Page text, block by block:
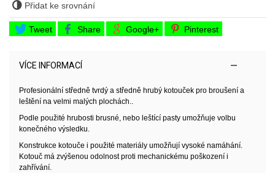
Přidat ke srovnání
Tweet Share Google+ Pinterest
VÍCE INFORMACÍ
Profesionální středně tvrdý a středně hrubý kotouček pro broušení a
leštění na velmi malých plochách..
Podle použité hrubosti brusné, nebo leštící pasty umožňuje volbu
konečného výsledku.
Konstrukce kotouče i použité materiály umožňují vysoké namáhání.
Kotouč má zvýšenou odolnost proti mechanickému poškození i
zahřívání.